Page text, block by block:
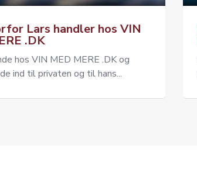
Lars handler hos VIN
.DK
hos VIN MED MERE .DK og
ind til privaten og til hans...